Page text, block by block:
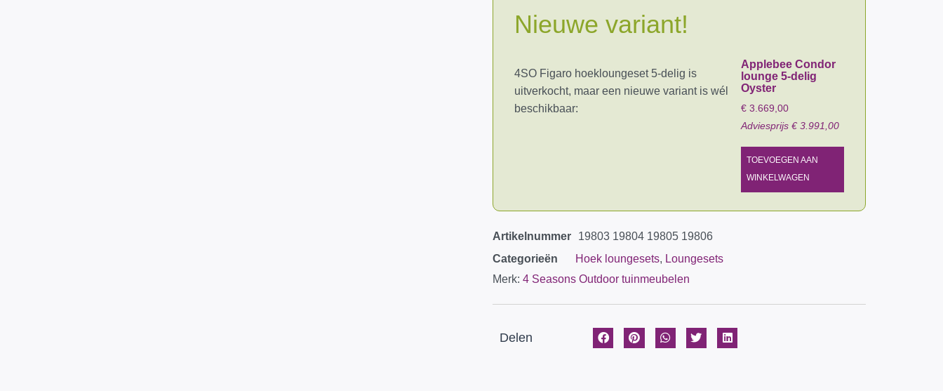
Nieuwe variant!
4SO Figaro hoekloungeset 5-delig is
uitverkocht, maar een nieuwe variant is wél
beschikbaar:
Applebee Condor
lounge 5-delig
Oyster
€ 3.669,00
Adviesprijs€3.991,00
TOEVOEGEN AAN
WINKELWAGEN
Artikelnummer
19803 19804 19805 19806
Categorieën
Hoek loungesets, Loungesets
Merk: 4 Seasons Outdoor tuinmeubelen
Delen